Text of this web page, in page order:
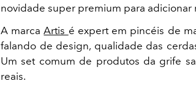
novidade super premium para adicionar
A marcaArtis é expert em pincéis de
falando de design, qualidade das
Um set comum de produtos da grife
reais.